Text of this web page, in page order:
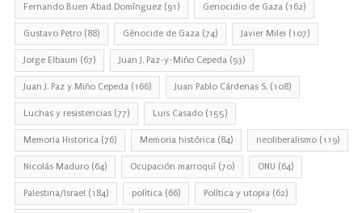
Fernando Buen Abad Domínguez (91) Genocidio de Gaza (162)
Gustavo Petro (88) Génocide de Gaza (74) Javier Milei (107)
Jorge Elbaum (67) Juan J. Paz-y-Miño Cepeda (93)
Juan J. Paz y Miño Cepeda (166) Juan Pablo Cárdenas S. (108)
Luchas y resistencias (77) Luis Casado (155)
Memoria Historica (76) Memoria histórica (84) neoliberalismo (119)
Nicolás Maduro (64) Ocupación marroquí (70) ONU (64)
Palestina/Israel (184) política (66) Política y utopia (62)